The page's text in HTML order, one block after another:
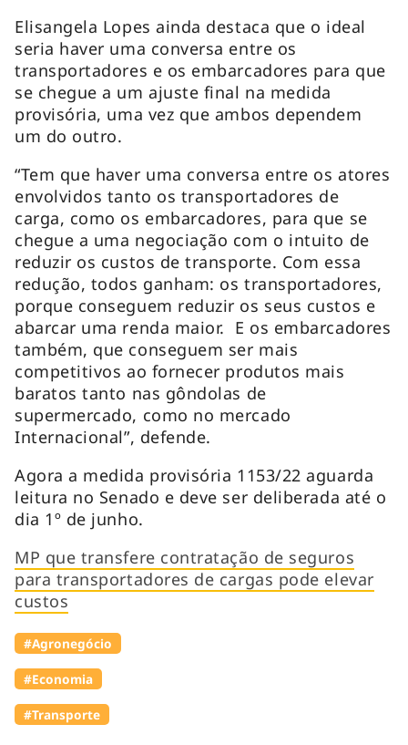
Elisangela Lopes ainda destaca que o ideal
seria haver uma conversa entre os
transportadores e os embarcadores para que
se chegue a um ajuste final na medida
provisória, uma vez que ambos dependem
um do outro.
“Tem que haver uma conversa entre os atores
envolvidos tanto os transportadores de
carga, como os embarcadores, para que se
chegue a uma negociação com o intuito de
reduzir os custos de transporte. Com essa
redução, todos ganham: os transportadores,
porque conseguem reduzir os seus custos e
abarcar uma renda maior. E os embarcadores
também, que conseguem ser mais
competitivos ao fornecer produtos mais
baratos tanto nas gôndolas de
supermercado, como no mercado
Internacional”, defende.
Agora a medida provisória 1153/22 aguarda
leitura no Senado e deve ser deliberada até o
dia 1º de junho.
MP que transfere contratação de seguros
para transportadores de cargas pode elevar
custos
#Agronegócio
#Economia
#Transporte